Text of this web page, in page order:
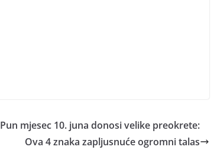
Pun mjesec 10. juna donosi velike preokrete:
Ova 4 znaka zapljusnuće ogromni talas